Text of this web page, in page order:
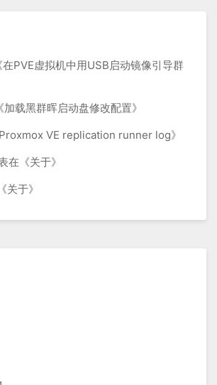
在PVE虚拟机中用USB启动镜像引导群
加载黑群晖启动盘修改配置》
Proxmox VE replication runner log》
在《关于》
关于》